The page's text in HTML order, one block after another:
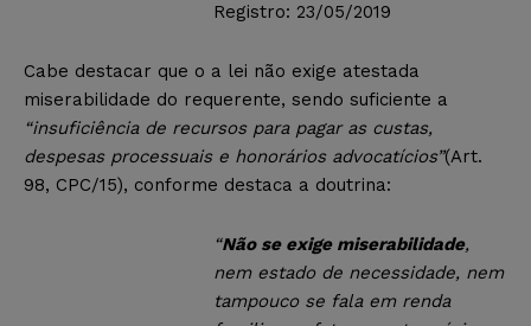
Registro: 23/05/2019
Cabe destacar que o a lei não exige atestada
miserabilidade do requerente, sendo suficiente a
“insuficiência de recursos para pagar as custas,
despesas processuais e honorários advocatícios”(Art.
98, CPC/15), conforme destaca a doutrina:
“Não se exige miserabilidade,
nem estado de necessidade, nem
tampouco se fala em renda